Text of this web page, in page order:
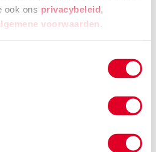
ook ons privacybeleid
voorwaarden